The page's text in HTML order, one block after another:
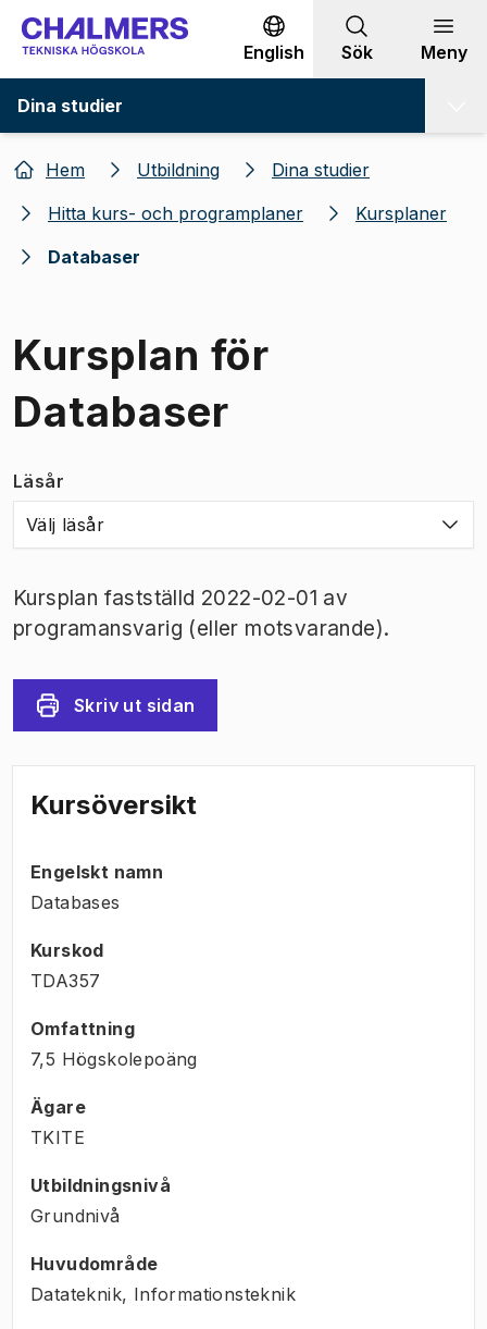
Gå till innehållet
English Sök Meny
Dina studier
Hem Utbildning
Dina studier
Hitta kurs- och programplaner
Kursplaner
Databaser
Kursplan för
Databaser
Läsår
Välj läsår
Kursplan fastställd 2022-02-01 av
programansvarig (eller motsvarande).
Skriv ut sidan
Kursöversikt
Engelskt namn
Databases
Kurskod
TDA357
Omfattning
7,5 Högskolepoäng
Ägare
TKITE
Utbildningsnivå
Grundnivå
Huvudområde
Datateknik, Informationsteknik